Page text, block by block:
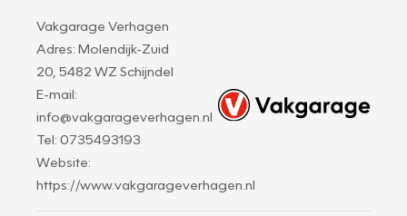
Vakgarage Verhagen
Adres: Molendijk-Zuid
20, 5482 WZ Schijndel
E-mail:
info@vakgarageverhagen.nl
Tel: 0735493193
Website:
https://www.vakgarageverhagen.nl